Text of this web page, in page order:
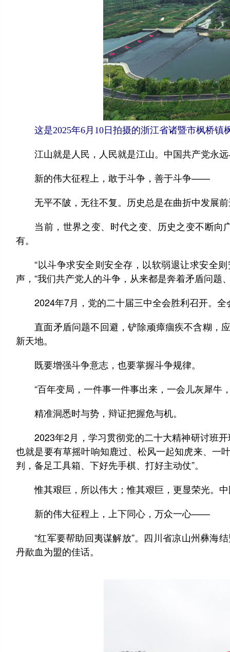
这是2025年6月10日拍摄的浙江省诸暨市枫桥镇
江山就是人民，人民就是江山。中国共产党永远
新的伟大征程上，敢于斗争，善于斗争——
无平不陂，无往不复。历史总是在曲折中发展
当前，世界之变、时代之变、历史之变不断向
有。
“以斗争求安全则安全存，以软弱退让求安全则
声，“我们共产党人的斗争，从来都是奔着矛盾问题
2024年7月，党的二十届三中全会胜利召开。全
直面矛盾问题不回避，铲除顽瘴痼疾不含糊，应
新天地。
既要增强斗争意志，也要掌握斗争规律。
“百年变局，一件事一件事出来，一会儿灰犀牛
精准洞悉时与势，辩证把握危与机。
2023年2月，学习贯彻党的二十大精神研讨班开
也就是要有草摇叶响知鹿过、松风一起知虎来、一
判，备足工具箱、下好先手棋、打好主动仗”。
惟其艰巨，所以伟大；惟其艰巨，更显荣光。中
新的伟大征程上，上下同心，万众一心——
“红军要帮助回夷谋解放”。四川省凉山州彝海
丹歃血为盟的佳话。